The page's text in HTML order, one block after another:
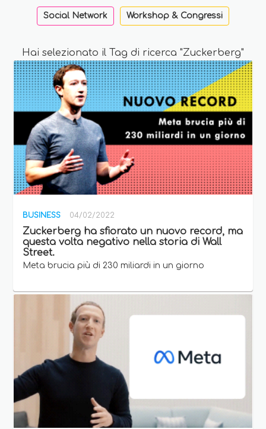
Social Network Workshop & Congressi
Hai selezionato il Tag di ricerca "Zuckerberg"
BUSINESS 04/02/2022
Zuckerberg ha sfiorato un nuovo record, ma
questa volta negativo nella storia di Wall
Street.
Meta brucia più di 230 miliardi in un giorno